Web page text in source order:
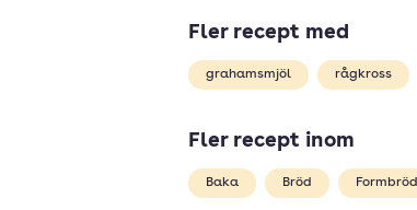
Fler recept med
grahamsmjöl rågkross
Fler recept inom
Baka Bröd Formbröd